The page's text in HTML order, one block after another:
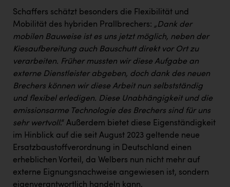
TCL
TGW Logistics
TRAILOMAT & Cycling Austria
VERITAS
Vier Diamanten
Vorlagenportal
Wir besiegen Krebs
Wirtschaftskammer OÖ
ZGONC
Schaffers schätzt besonders die Flexibilität und
Mobilität des hybriden Prallbrechers: „Dank der
mobilen Bauweise ist es uns jetzt möglich, neben der
Kiesaufbereitung auch Bauschutt direkt vor Ort zu
verarbeiten. Früher mussten wir diese Aufgabe an
externe Dienstleister abgeben, doch dank des neuen
Brechers können wir diese Arbeit nun selbstständig
und flexibel erledigen. Diese Unabhängigkeit und die
emissionsarme Technologie des Brechers sind für uns
sehr wertvoll.“ Außerdem bietet diese Eigenständigkeit
im Hinblick auf die seit August 2023 geltende neue
Ersatzbaustoffverordnung in Deutschland einen
erheblichen Vorteil, da Welbers nun nicht mehr auf
externe Eignungsnachweise angewiesen ist, sondern
eigenverantwortlich handeln kann.